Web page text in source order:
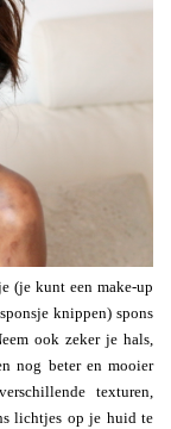
(je kunt een make-up
knippen) spons
ook zeker je hals,
nog beter en mooier
texturen,
lichtjes op je huid te